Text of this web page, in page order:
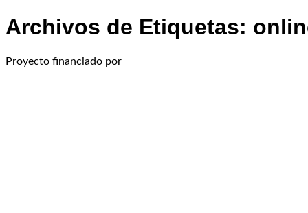
Archivos de Etiquetas:
Proyecto financiado por